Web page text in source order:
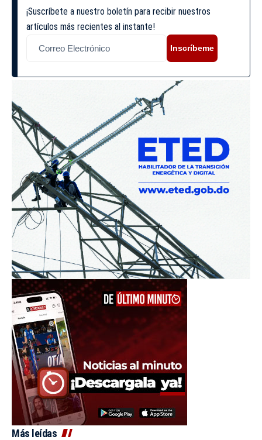
¡Suscríbete a nuestro boletín para recibir nuestros
artículos más recientes al instante!
Inscríbeme
Más leídas